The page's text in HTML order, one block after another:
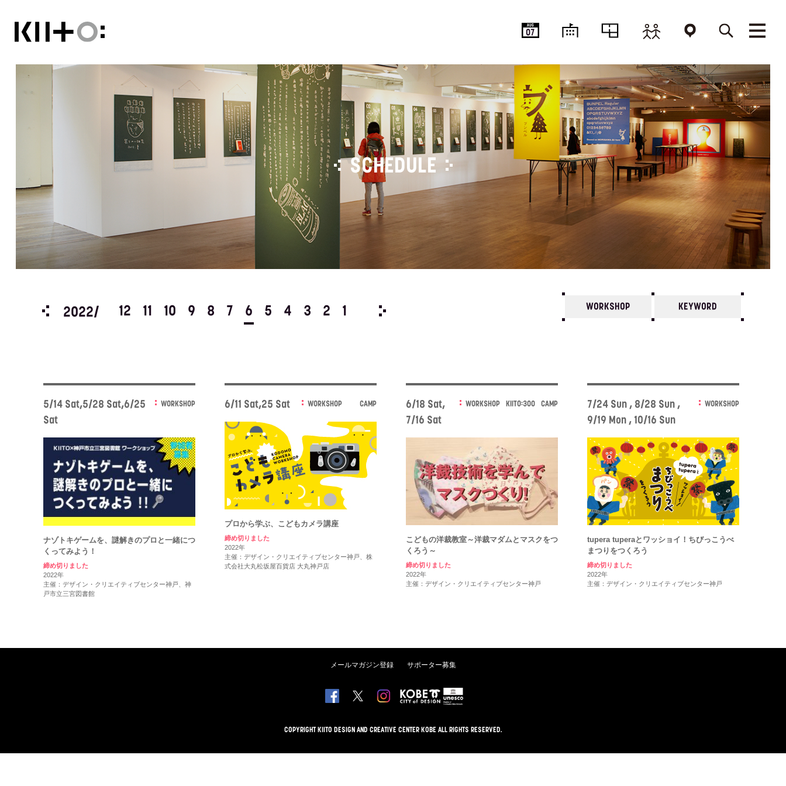
AUG
07
SCHEDULE
1 2022/ 12 11 10 9 8 7 6 5 4 3 2 1 2021/ 4 3 2 2020/
WORKSHOP KEYWORD
5/14 Sat,5/28 Sat,6/25
Sat
WORKSHOP
ナゾトキゲームを、謎解きのプロと一緒につ
くってみよう！
締め切りました
2022年
主催：デザイン・クリエイティブセンター神戸、神
戸市立三宮図書館
6/11 Sat,25 Sat WORKSHOP CAMP
プロから学ぶ、こどもカメラ講座
締め切りました
2022年
主催：デザイン・クリエイティブセンター神戸、株
式会社大丸松坂屋百貨店 大丸神戸店
6/18 Sat,
7/16 Sat
WORKSHOP KIITO:300 CAMP
こどもの洋裁教室～洋裁マダムとマスクをつ
くろう～
締め切りました
2022年
主催：デザイン・クリエイティブセンター神戸
7/24 Sun , 8/28 Sun ,
9/19 Mon , 10/16 Sun
WORKSHOP
tupera tuperaとワッショイ！ちびっこうべ
まつりをつくろう
締め切りました
2022年
主催：デザイン・クリエイティブセンター神戸
メールマガジン登録 サポーター募集
COPYRIGHT KIITO DESIGN AND CREATIVE CENTER KOBE ALL RIGHTS RESERVED.